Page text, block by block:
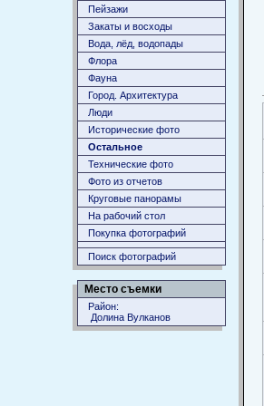
Пейзажи
Закаты и восходы
Вода, лёд, водопады
Флора
Фауна
Город. Архитектура
Люди
Исторические фото
Остальное
Технические фото
Фото из отчетов
Круговые панорамы
На рабочий стол
Покупка фотографий
Поиск фотографий
Место съемки
Район:
Долина Вулканов